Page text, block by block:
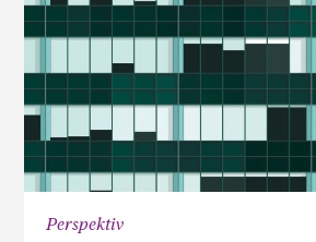
Perspektiv